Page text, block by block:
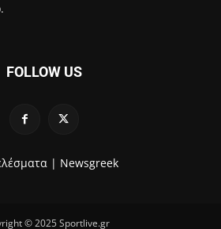
FOLLOW US
| Newsgreek
© 2025 Sportlive.gr